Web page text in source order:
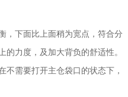
，下面比上面稍为宽点，符合分
的力度，及加大背负的舒适性。
不需要打开主仓袋口的状态下，